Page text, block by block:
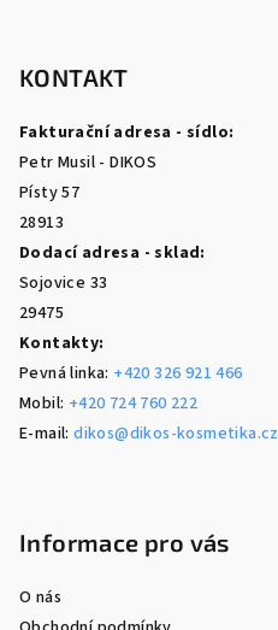
KONTAKT
Fakturační adresa - sídlo:
Petr Musil - DIKOS
Písty 57
28913
Dodací adresa - sklad:
Sojovice 33
29475
Kontakty:
Pevná linka: +420 326 921 466
Mobil: +420 724 760 222
E-mail:dikos@dikos-kosmetika.cz
Informace pro vás
O nás